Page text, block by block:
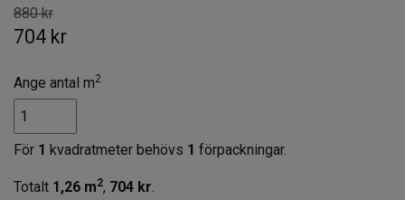
880 kr
704 kr
Ange antal m2
För 1 kvadratmeter behövs 1 förpackningar.
Totalt 1,26 m2, 704 kr.